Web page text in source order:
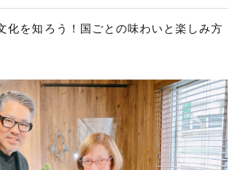
化を知ろう！国ごとの味わいと楽しみ方